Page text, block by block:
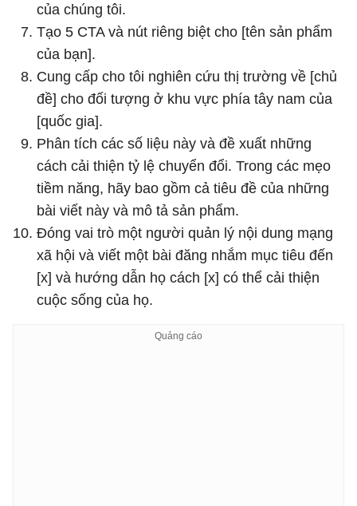
của chúng tôi.
Tạo 5 CTA và nút riêng biệt cho [tên sản phẩm
của bạn].
Cung cấp cho tôi nghiên cứu thị trường về [chủ
đề] cho đối tượng ở khu vực phía tây nam của
[quốc gia].
Phân tích các số liệu này và đề xuất những
cách cải thiện tỷ lệ chuyển đổi. Trong các mẹo
tiềm năng, hãy bao gồm cả tiêu đề của những
bài viết này và mô tả sản phẩm.
Đóng vai trò một người quản lý nội dung mạng
xã hội và viết một bài đăng nhắm mục tiêu đến
[x] và hướng dẫn họ cách [x] có thể cải thiện
cuộc sống của họ.